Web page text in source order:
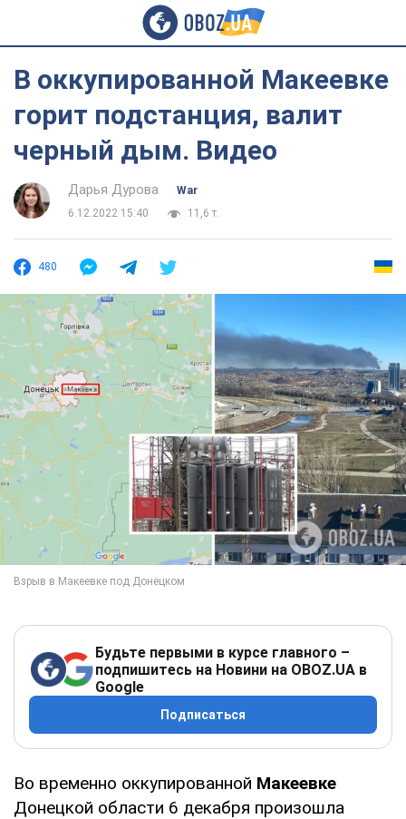
В оккупированной Макеевке
горит подстанция, валит
черный дым. Видео
Дарья Дурова
War
6.12.2022 15:40
11,6 т.
480
Будьте первыми в курсе главного –
подпишитесь на Новини на OBOZ.UA в
Google
Подписаться
Во временно оккупированной Макеевке
Донецкой области 6 декабря произошла